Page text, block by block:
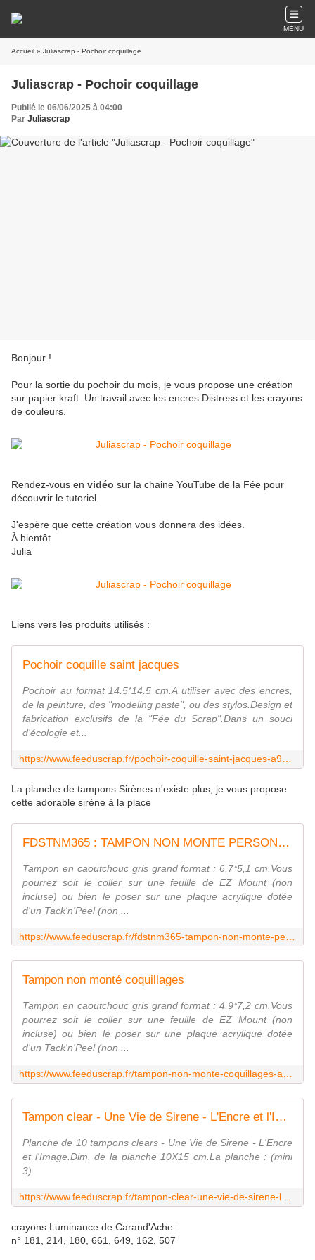
MENU
Accueil » Juliascrap - Pochoir coquillage
Juliascrap - Pochoir coquillage
Publié le 06/06/2025 à 04:00
Par Juliascrap
Bonjour !
Pour la sortie du pochoir du mois, je vous propose une création
sur papier kraft. Un travail avec les encres Distress et les crayons
de couleurs.
Rendez-vous en vidéo sur la chaine YouTube de la Fée pour
découvrir le tutoriel.
J'espère que cette création vous donnera des idées.
À bientôt
Julia
Liens vers les produits utilisés :
Pochoir coquille saint jacques
Pochoir au format 14.5*14.5 cm.A utiliser avec des encres,
de la peinture, des "modeling paste", ou des stylos.Design et
fabrication exclusifs de la "Fée du Scrap".Dans un souci
d'écologie et...
La planche de tampons Sirènes n'existe plus, je vous propose
cette adorable sirène à la place
FDSTNM365 : TAMPON NON MONTE PERSONNAGE Fée du scrap
Tampon en caoutchouc gris grand format : 6,7*5,1 cm.Vous
pourrez soit le coller sur une feuille de EZ Mount (non
incluse) ou bien le poser sur une plaque acrylique dotée
d'un Tack'n'Peel (non ...
Tampon non monté coquillages
Tampon en caoutchouc gris grand format : 4,9*7,2 cm.Vous
pourrez soit le coller sur une feuille de EZ Mount (non
incluse) ou bien le poser sur une plaque acrylique dotée
d'un Tack'n'Peel (non ...
Tampon clear - Une Vie de Sirene - L'Encre et l'Image
Planche de 10 tampons clears - Une Vie de Sirene - L'Encre
et l'Image.Dim. de la planche 10X15 cm.La planche : (mini
3)
crayons Luminance de Carand'Ache :
n° 181, 214, 180, 661, 649, 162, 507